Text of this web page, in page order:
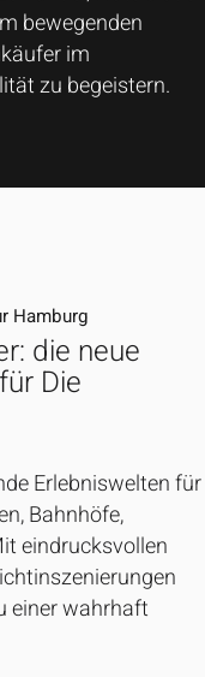
bewegenden
im
zu begeistern.
Hamburg
die neue
Die
Erlebniswelten für
Bahnhöfe,
eindrucksvollen
einer wahrhaft